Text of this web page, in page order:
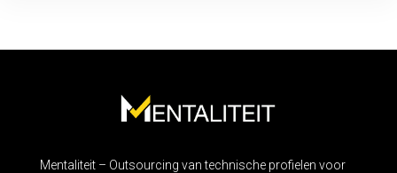
Mentaliteit – Outsourcing van technische profielen voor